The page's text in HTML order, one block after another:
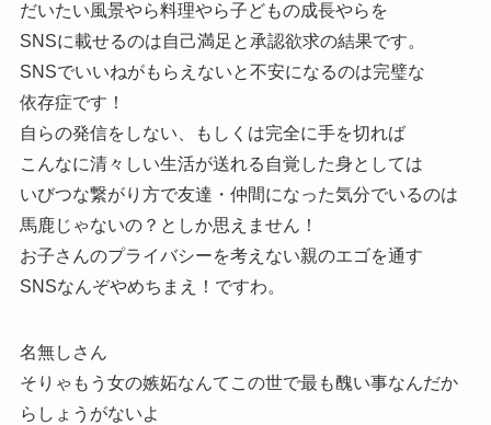
だいたい風景やら料理やら子どもの成長やらを
SNSに載せるのは自己満足と承認欲求の結果です。
SNSでいいねがもらえないと不安になるのは完璧な
依存症です！
自らの発信をしない、もしくは完全に手を切れば
こんなに清々しい生活が送れる自覚した身としては
いびつな繋がり方で友達・仲間になった気分でいるのは
馬鹿じゃないの？としか思えません！
お子さんのプライバシーを考えない親のエゴを通す
SNSなんぞやめちまえ！ですわ。
名無しさん
そりゃもう女の嫉妬なんてこの世で最も醜い事なんだか
らしょうがないよ